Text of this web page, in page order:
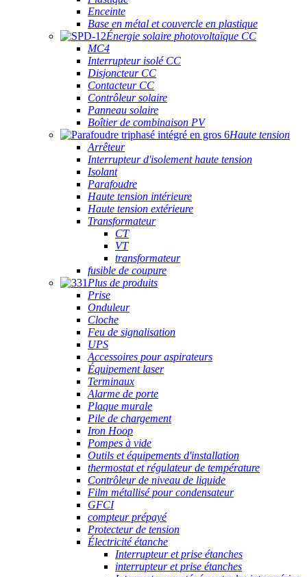
Enceinte
Base en métal et couvercle en plastique
Énergie solaire photovoltaïque CC
MC4
Interrupteur isolé CC
Disjoncteur CC
Contacteur CC
Contrôleur solaire
Panneau solaire
Boîtier de combinaison PV
Haute tension
Arrêteur
Interrupteur d'isolement haute tension
Isolant
Parafoudre
Haute tension intérieure
Haute tension extérieure
Transformateur
CT
VT
transformateur
fusible de coupure
Plus de produits
Prise
Onduleur
Cloche
Feu de signalisation
UPS
Accessoires pour aspirateurs
Équipement laser
Terminaux
Alarme de porte
Plaque murale
Pile de chargement
Iron Hoop
Pompes à vide
Outils et équipements d'installation
thermostat et régulateur de température
Contrôleur de niveau de liquide
Film métallisé pour condensateur
GFCI
compteur prépayé
Protecteur de tension
Électricité étanche
Interrupteur et prise étanches
interrupteur et prise étanches